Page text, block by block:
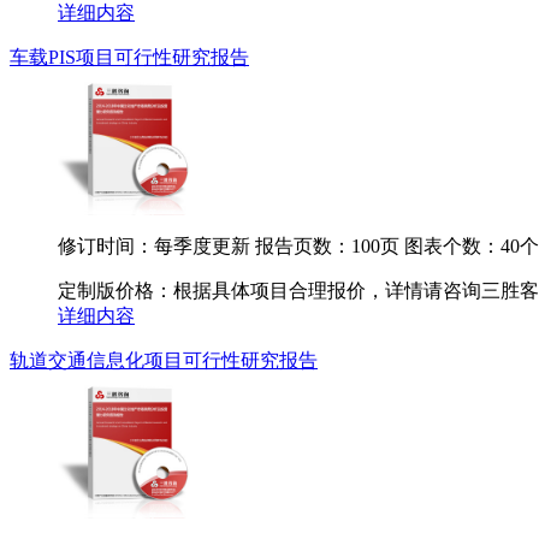
详细内容
车载PIS项目可行性研究报告
修订时间：每季度更新 报告页数：100页 图表个数：40个
定制版价格：根据具体项目合理报价，详情请咨询三胜
详细内容
轨道交通信息化项目可行性研究报告